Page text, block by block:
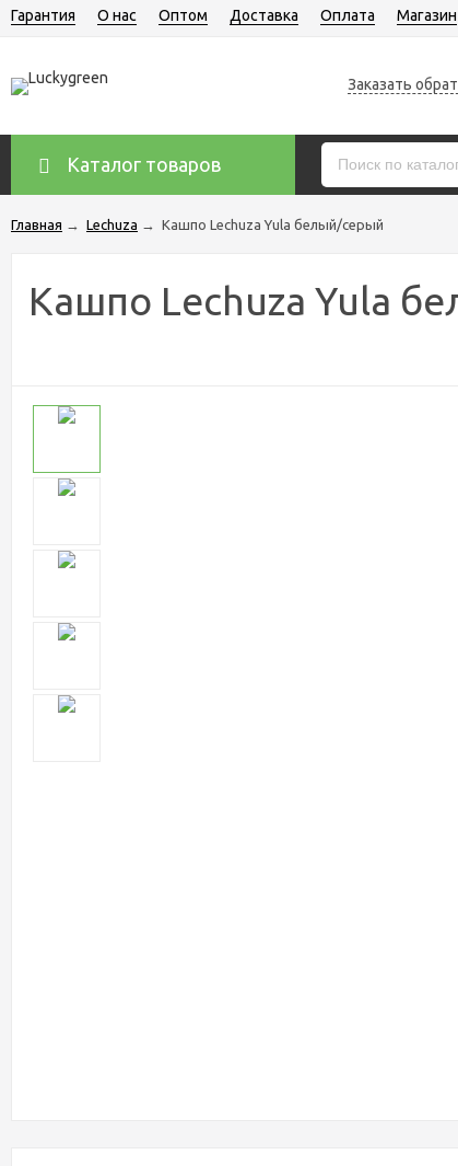
Гарантия О нас Оптом Доставка Оплата Магазин
Заказать
Каталог товаров
Главная → Lechuza → Кашпо Lechuza Yula белый/серый
Кашпо Lechuza Yula